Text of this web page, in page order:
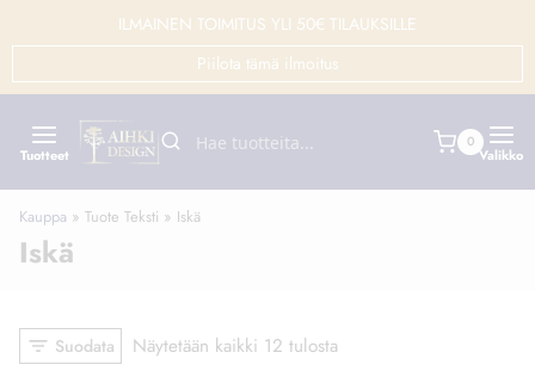
sisältöön
ILMAINEN TOIMITUS YLI 50€ TILAUKSILLE
Piilota tämä ilmoitus
Tuotteet
0
Valikko
Kauppa » Tuote Teksti » Iskä
Iskä
Suodata Näytetään kaikki 12 tulosta